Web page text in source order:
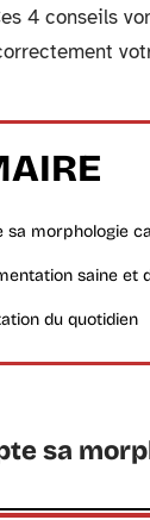
4 conseils
sa morphologie
saine et
du quotidien
sa